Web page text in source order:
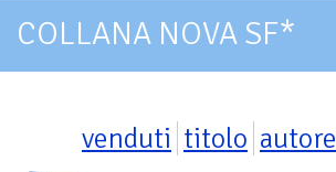
COLLANA NOVA SF*
venduti titolo autore